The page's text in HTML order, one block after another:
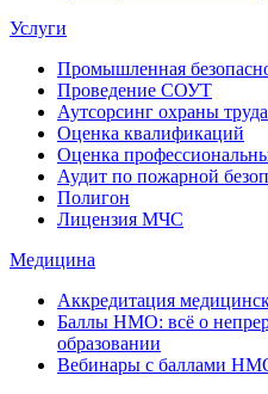
Услуги
Промышленная
Проведение СОУТ
Аутсорсинг охраны труда
Оценка квалификаций
Оценка
Аудит по пожарной
Полигон
Лицензия МЧС
Медицина
Аккредитация
Баллы НМО: всё о
образовании
Вебинары с баллами